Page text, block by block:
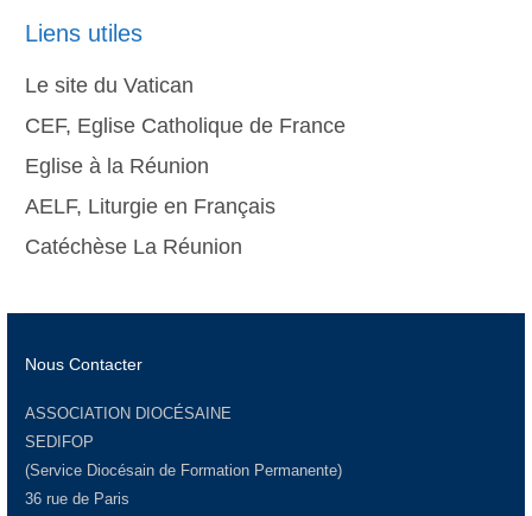
Liens utiles
Le site du Vatican
CEF, Eglise Catholique de France
Eglise à la Réunion
AELF, Liturgie en Français
Catéchèse La Réunion
Nous Contacter
ASSOCIATION DIOCÉSAINE
SEDIFOP
(Service Diocésain de Formation Permanente)
36 rue de Paris